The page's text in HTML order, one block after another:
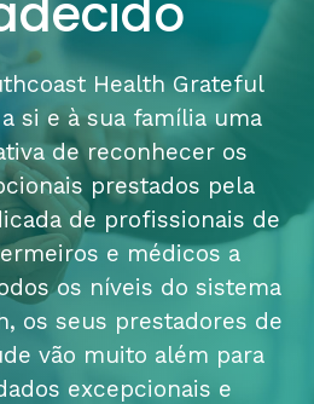
Health Grateful
si e à sua família uma
de reconhecer os
prestados pela
de profissionais de
e médicos a
os níveis do sistema
os seus prestadores de
vão muito além para
excepcionais e